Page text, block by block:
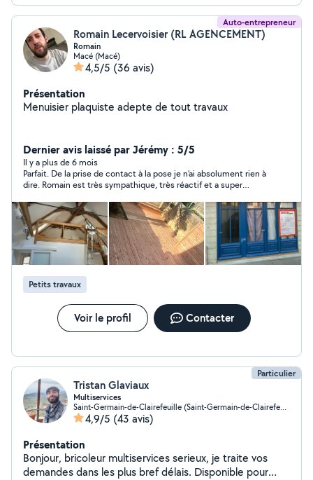
estimation de tarifs.
Auto-entrepreneur
Romain Lecervoisier (RL AGENCEMENT)
Romain
Macé (Macé)
4,5/5 (36 avis)
Présentation
Menuisier plaquiste adepte de tout travaux
Dernier avis laissé par Jérémy : 5/5
Il y a plus de 6 mois
Parfait. De la prise de contact à la pose je n’ai absolument rien à
dire. Romain est très sympathique, très réactif et a super
encore.
Petits travaux
Voir le profil Contacter
Particulier
Tristan Glaviaux
Multiservices
Saint-Germain-de-Clairefeuille (Saint-Germain-de-Clairefeuille)
4,9/5 (43 avis)
Présentation
Bonjour, bricoleur multiservices serieux, je traite vos
demandes dans les plus bref délais. Disponible pour